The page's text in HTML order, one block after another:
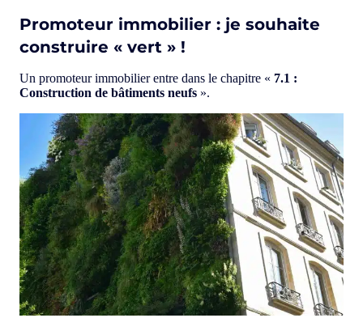
Promoteur immobilier : je souhaite
construire « vert » !
Un promoteur immobilier entre dans le chapitre « 7.1 :
Construction de bâtiments neufs ».